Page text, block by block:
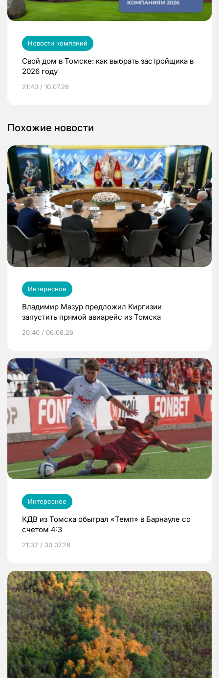
Новости компаний
Свой дом в Томске: как выбрать застройщика в
2026 году
21:40 / 10.07.26
Похожие новости
Интересное
Владимир Мазур предложил Киргизии
запустить прямой авиарейс из Томска
20:40 / 06.08.26
Интересное
КДВ из Томска обыграл «Темп» в Барнауле со
счетом 4:3
21:32 / 30.07.26